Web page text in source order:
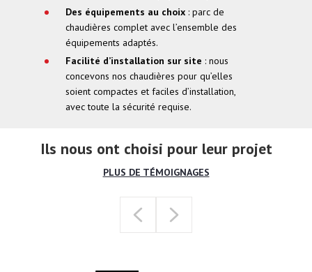
Des équipements au choix : parc de
chaudières complet avec l’ensemble des
équipements adaptés.
Facilité d’installation sur site : nous
concevons nos chaudières pour qu’elles
soient compactes et faciles d’installation,
avec toute la sécurité requise.
Ils nous ont choisi pour leur projet
PLUS DE TÉMOIGNAGES